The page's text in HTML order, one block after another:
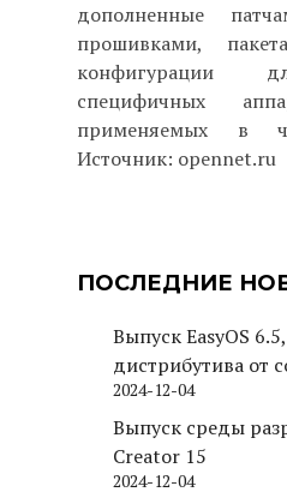
дополненные
прошивками,
конфигурации
специфичных
применяемых в
Источник: opennet.ru
ПОСЛЕДНИЕ
Выпуск EasyOS
дистрибутива от
Puppy Linux
2024-12-04
Выпуск среды
Creator 15
2024-12-04